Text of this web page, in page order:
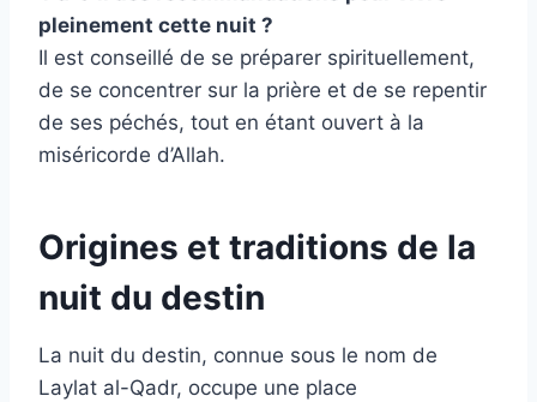
pleinement cette nuit ?
Il est conseillé de se préparer spirituellement,
de se concentrer sur la prière et de se repentir
de ses péchés, tout en étant ouvert à la
miséricorde d’Allah.
Origines et traditions de la
nuit du destin
La nuit du destin, connue sous le nom de
Laylat al-Qadr, occupe une place